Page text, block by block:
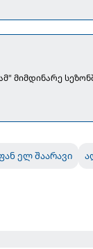
მიმდინარე
ელ შაარავი